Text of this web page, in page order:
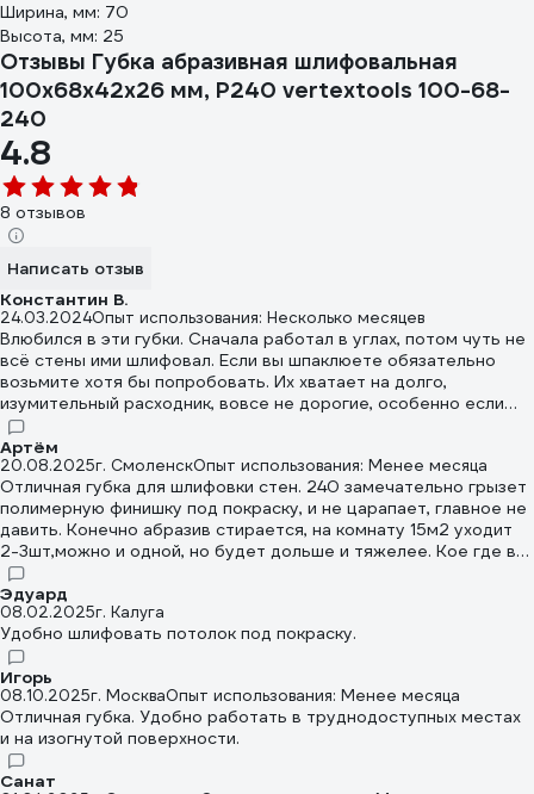
Ширина, мм: 70
Высота, мм: 25
Отзывы Губка абразивная шлифовальная
100x68x42x26 мм, P240 vertextools 100-68-
240
4.8
8 отзывов
Написать отзыв
Константин В.
24.03.2024Опыт использования: Несколько месяцев
Влюбился в эти губки. Сначала работал в углах, потом чуть не
всё стены ими шлифовал. Если вы шпаклюете обязательно
возьмите хотя бы попробовать. Их хватает на долго,
изумительный расходник, вовсе не дорогие, особенно если
много внутренних углов или гнутые поверхности. 320 номер в
шпаклевке особо не нужен, это уже какая то полировка, 180
хватит даже под покраску, они работают довольно деликатно,
не царапают как сетки.
Артём
20.08.2025г. СмоленскОпыт использования: Менее месяца
Отличная губка для шлифовки стен. 240 замечательно грызет
полимерную финишку под покраску, и не царапает, главное не
давить. Конечно абразив стирается, на комнату 15м2 уходит
2-3шт,можно и одной, но будет дольше и тяжелее. Кое где в
ответственных местах подтирал и 320, но в целом 240 для
этого лучше подходит
Эдуард
08.02.2025г. Калуга
Удобно шлифовать потолок под покраску.
Игорь
08.10.2025г. МоскваОпыт использования: Менее месяца
Отличная губка. Удобно работать в труднодоступных местах
и на изогнутой поверхности.
Санат